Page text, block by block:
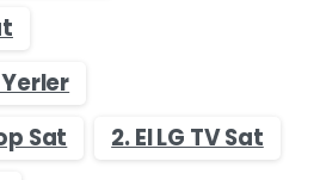
Sat
2. El LG TV Sat